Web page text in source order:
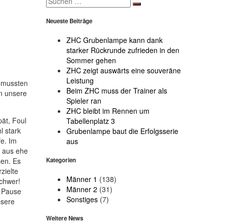
unsere
Foul
stark
Im
ehe
Es
for:
Neueste Beiträge
ZHC Grubenlampe kann dank
starker Rückrunde zufrieden in den
Sommer gehen
ZHC zeigt auswärts eine souveräne
Leistung
Beim ZHC muss der Trainer als
Spieler ran
ZHC bleibt im Rennen um
Tabellenplatz 3
Grubenlampe baut die Erfolgsserie
aus
Kategorien
Männer 1 (138)
Männer 2 (31)
Sonstiges (7)
Weitere News